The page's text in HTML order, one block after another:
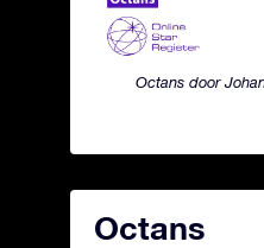
Octans door
Octans